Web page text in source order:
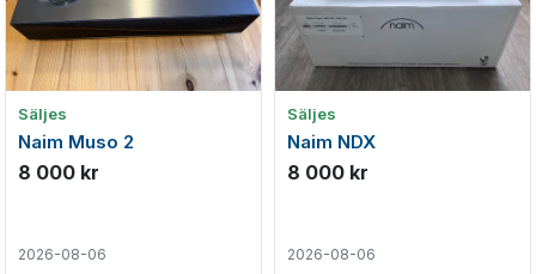
Säljes
Naim Muso 2
8 000 kr
2026-08-06
Säljes
Naim NDX
8 000 kr
2026-08-06